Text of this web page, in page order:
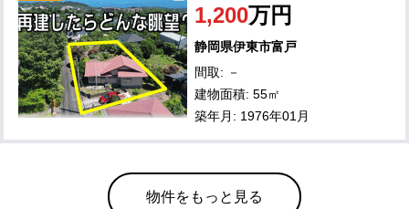
1,200万円
静岡県伊東市富戸
間取: －
建物面積: 55㎡
築年月: 1976年01月
物件をもっと見る